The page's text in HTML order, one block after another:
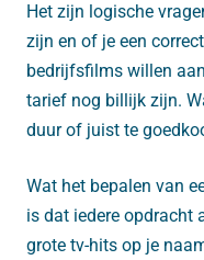
Het zijn logische
zijn en of je een
bedrijfsfilms willen
tarief nog billijk zijn.
duur of juist te
Wat het bepalen van
is dat iedere opdracht
grote tv-hits op je